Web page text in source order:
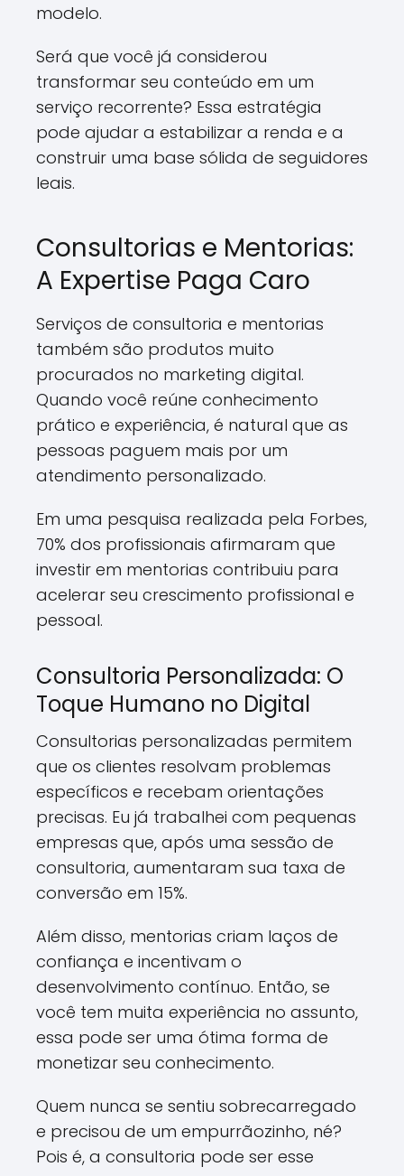
modelo.
Será que você já considerou
transformar seu conteúdo em um
serviço recorrente? Essa estratégia
pode ajudar a estabilizar a renda e a
construir uma base sólida de seguidores
leais.
Consultorias e Mentorias:
A Expertise Paga Caro
Serviços de consultoria e mentorias
também são produtos muito
procurados no marketing digital.
Quando você reúne conhecimento
prático e experiência, é natural que as
pessoas paguem mais por um
atendimento personalizado.
Em uma pesquisa realizada pela Forbes,
70% dos profissionais afirmaram que
investir em mentorias contribuiu para
acelerar seu crescimento profissional e
pessoal.
Consultoria Personalizada: O
Toque Humano no Digital
Consultorias personalizadas permitem
que os clientes resolvam problemas
específicos e recebam orientações
precisas. Eu já trabalhei com pequenas
empresas que, após uma sessão de
consultoria, aumentaram sua taxa de
conversão em 15%.
Além disso, mentorias criam laços de
confiança e incentivam o
desenvolvimento contínuo. Então, se
você tem muita experiência no assunto,
essa pode ser uma ótima forma de
monetizar seu conhecimento.
Quem nunca se sentiu sobrecarregado
e precisou de um empurrãozinho, né?
Pois é, a consultoria pode ser esse